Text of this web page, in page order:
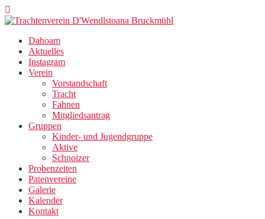
Zum
Inhalt
Dahoam
Aktuelles
Instagram
Verein
Vorstandschaft
Tracht
Fahnen
Mitgliedsantrag
Gruppen
Kinder- und Jugendgruppe
Aktive
Schnoizer
Probenzeiten
Patenvereine
Galerie
Kalender
Kontakt